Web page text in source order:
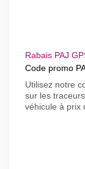
Rabais PAJ
Code promo
Utilisez notre
sur les
véhicule à prix